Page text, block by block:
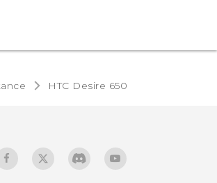
HTC Desire 650‎